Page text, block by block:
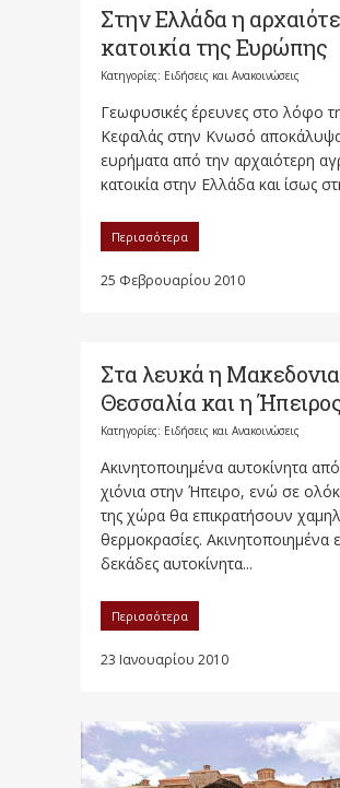
Στην Ελλάδα η
κατοικία της Ευρώπης
Κατηγορίες: Ειδήσεις και Ανακοινώσεις
Γεωφυσικές έρευνες στο λόφο
Κεφαλάς στην Κνωσό
ευρήματα από την αρχαιότερη
κατοικία στην Ελλάδα και ίσως
Περισσότερα
25 Φεβρουαρίου 2010
Στα λευκά η
Θεσσαλία και η
Κατηγορίες: Ειδήσεις και Ανακοινώσεις
Ακινητοποιημένα αυτοκίνητα
χιόνια στην Ήπειρο, ενώ σε
της χώρα θα επικρατήσουν
θερμοκρασίες. Ακινητοποιημένα
δεκάδες αυτοκίνητα...
Περισσότερα
23 Ιανουαρίου 2010